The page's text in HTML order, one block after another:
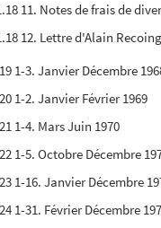
11. Notes de frais de
12. Lettre d'Alain
1-3. Janvier Décembre
1-2. Janvier Février 1969
1-4. Mars Juin 1970
1-5. Octobre Décembre
1-16. Janvier Décembre
1-31. Février Décembre